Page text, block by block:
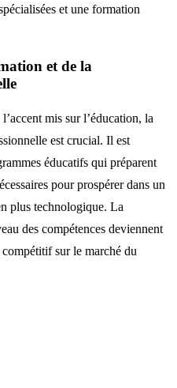
et une formation
et de la
mis sur l’éducation, la
est crucial. Il est
éducatifs qui préparent
pour prospérer dans un
plus technologique. La
des compétences deviennent
compétitif sur le marché du